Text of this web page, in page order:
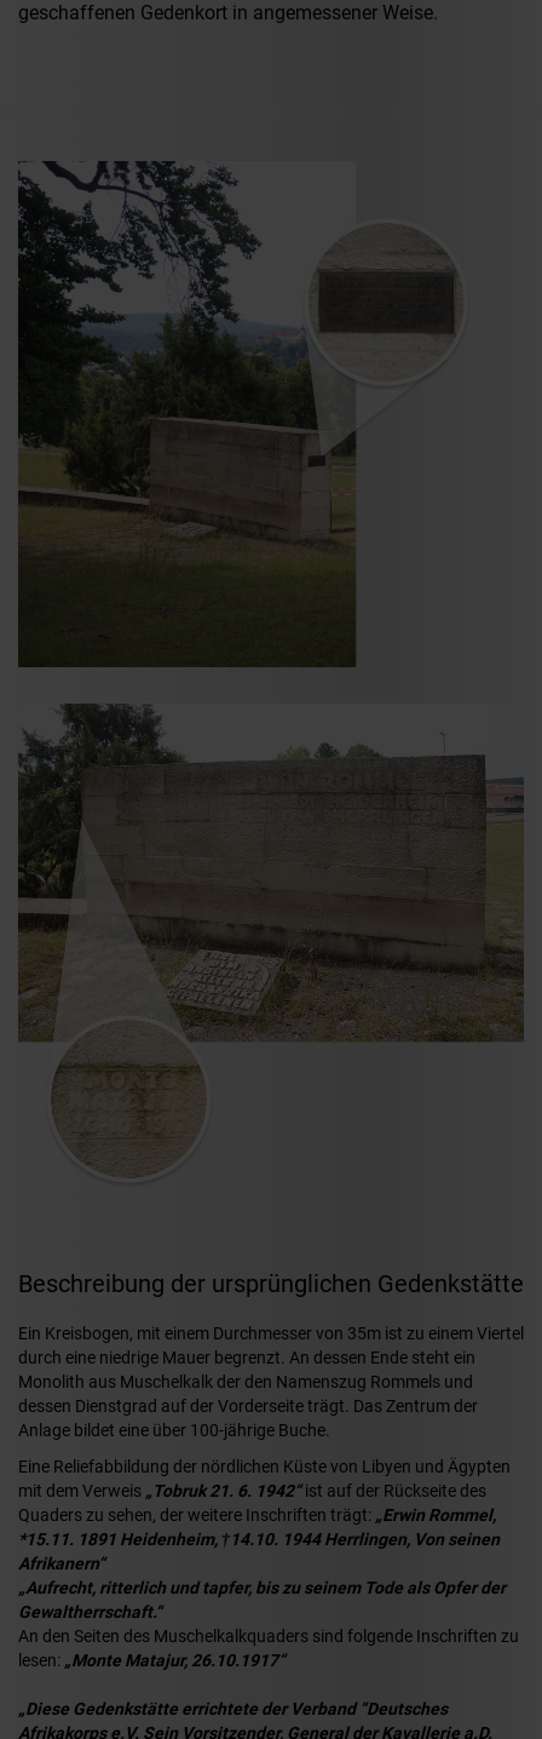
geschaffenen Gedenkort in angemessener Weise.
Beschreibung der ursprünglichen Gedenkstätte
Ein Kreisbogen, mit einem Durchmesser von 35m ist zu einem Viertel
durch eine niedrige Mauer begrenzt. An dessen Ende steht ein
Monolith aus Muschelkalk der den Namenszug Rommels und
dessen Dienstgrad auf der Vorderseite trägt. Das Zentrum der
Anlage bildet eine über 100-jährige Buche.
Eine Reliefabbildung der nördlichen Küste von Libyen und Ägypten
mit dem Verweis „Tobruk 21. 6. 1942“ist auf der Rückseite des
Quaders zu sehen, der weitere Inschriften trägt: „Erwin Rommel,
*15.11. 1891 Heidenheim, †14.10. 1944 Herrlingen, Von seinen
Afrikanern“
„Aufrecht, ritterlich und tapfer, bis zu seinem Tode als Opfer der
Gewaltherrschaft.“
An den Seiten des Muschelkalkquaders sind folgende Inschriften zu
lesen: „Monte Matajur, 26.10.1917“
„Diese Gedenkstätte errichtete der Verband “Deutsches
Afrikakorps e.V. Sein Vorsitzender, General der Kavallerie a.D.